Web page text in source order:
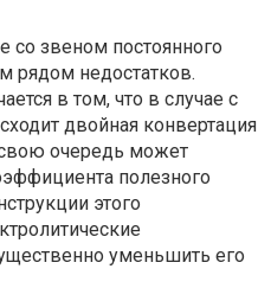
со звеном постоянного
рядом недостатков.
в том, что в случае с
двойная конвертация
свою очередь может
полезного
этого
уменьшить его